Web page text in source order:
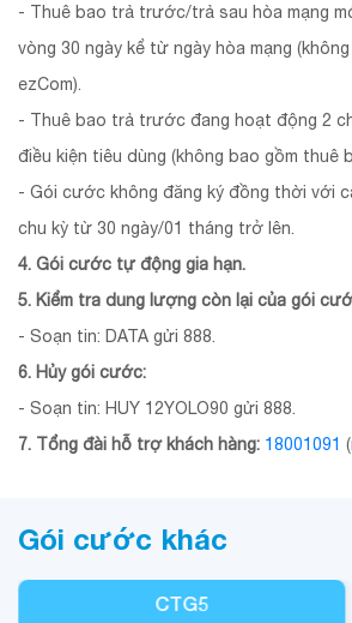
- Thuê bao trả trước/trả sau hòa mạng
vòng 30 ngày kể từ ngày hòa mạng
ezCom).
- Thuê bao trả trước đang hoạt động 2
điều kiện tiêu dùng (không bao gồm thuê
- Gói cước không đăng ký đồng thời với
chu kỳ từ 30 ngày/01 tháng trở lên.
4. Gói cước tự động gia hạn.
5. Kiểm tra dung lượng còn lại của gói
- Soạn tin: DATA gửi 888.
6. Hủy gói cước:
- Soạn tin: HUY 12YOLO90 gửi 888.
7. Tổng đài hỗ trợ khách hàng: 18001091
Gói cước khác
CTG5